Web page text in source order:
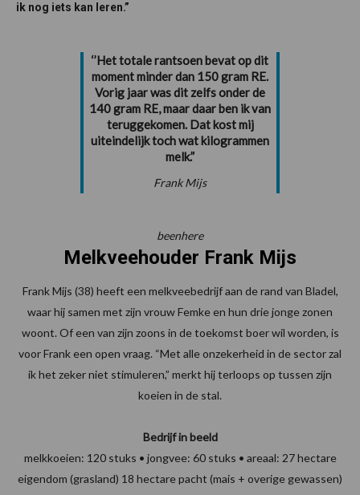
ik nog iets kan leren.”
‘’Het totale rantsoen bevat op dit
moment minder dan 150 gram RE.
Vorig jaar was dit zelfs onder de
140 gram RE, maar daar ben ik van
teruggekomen. Dat kost mij
uiteindelijk toch wat kilogrammen
melk.”
Frank Mijs
beenhere
Melkveehouder Frank Mijs
Frank Mijs (38) heeft een melkveebedrijf aan de rand van Bladel,
waar hij samen met zijn vrouw Femke en hun drie jonge zonen
woont. Of een van zijn zoons in de toekomst boer wil worden, is
voor Frank een open vraag. “Met alle onzekerheid in de sector zal
ik het zeker niet stimuleren,” merkt hij terloops op tussen zijn
koeien in de stal.
Bedrijf in beeld
melkkoeien: 120 stuks • jongvee: 60 stuks • areaal: 27 hectare
eigendom (grasland) 18 hectare pacht (mais + overige gewassen)